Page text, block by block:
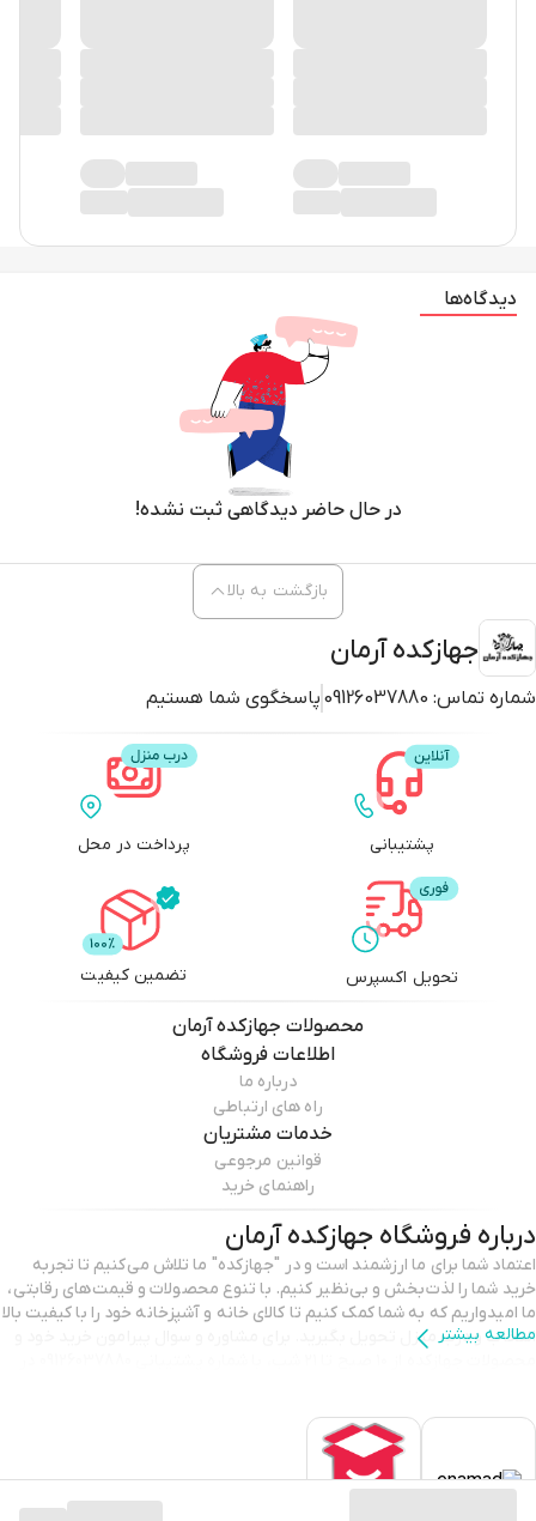
در حال حاضر دیدگاهی ثبت نشده!
جهازکده آرمان
شماره تماس: 09126037880 پاسخگوی شما هستیم
بازگشت به بالا
پشتیبانی پرداخت در محل
تحویل اکسپرس تضمین کیفیت
محصولات جهازکده آرمان
اطلاعات فروشگاه
درباره ما
راه های ارتباطی
خدمات مشتریان
قوانین مرجوعی
راهنمای خرید
درباره فروشگاه جهازکده آرمان
اعتماد شما برای ما ارزشمند است و در "جهازکده" ما تلاش می‌کنیم تا تجربه
خرید شما را لذت‌بخش و بی‌نظیر کنیم. با تنوع محصولات و قیمت‌های رقابتی،
ما امیدواریم که به شما کمک کنیم تا کالای خانه و آشپزخانه خود را با کیفیت بالا
مطالعه بیشتر